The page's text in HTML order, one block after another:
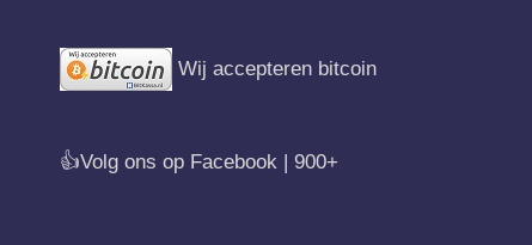
Wij accepteren bitcoin
👍Volg ons op Facebook | 900+